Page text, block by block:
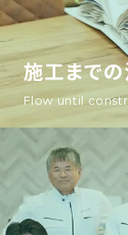
施工まで
Flow until